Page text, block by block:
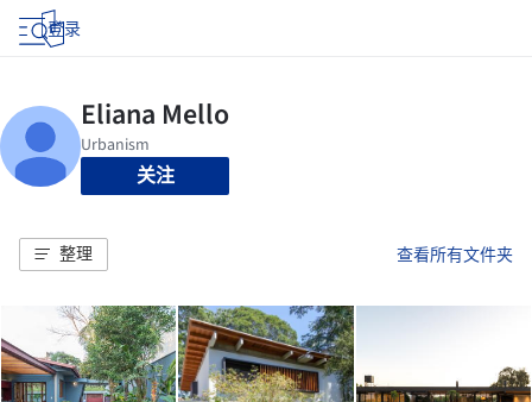
登录
关注
整理 查看所有文件夹